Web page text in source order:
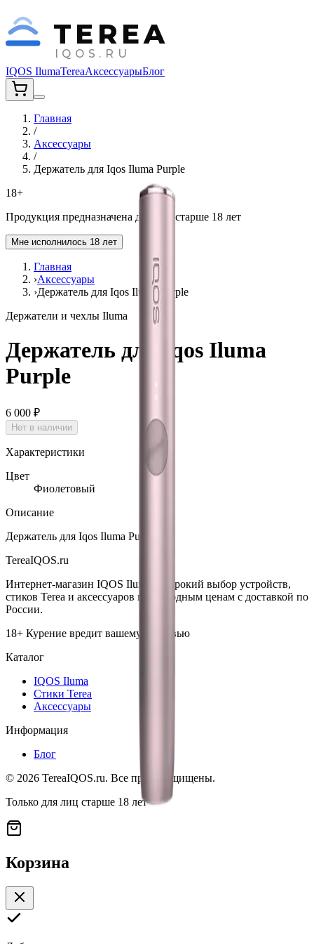
TEREA
IQOS.RU
IQOS IlumaTereaАксессуарыБлог
Главная
/
Аксессуары
/
Держатель для Iqos Iluma Purple
18+
Продукция предназначена для лиц старше 18 лет
Мне исполнилось 18 лет
Главная
›Аксессуары
›Держатель для Iqos Iluma Purple
Держатели и чехлы Iluma
Держатель для Iqos Iluma
Purple
6 000 ₽
Нет в наличии
Характеристики
Цвет
Фиолетовый
Описание
Держатель для Iqos Iluma Purple.
TereaIQOS.ru
Интернет-магазин IQOS Iluma. Широкий выбор устройств,
стиков Terea и аксессуаров по выгодным ценам с доставкой по
России.
18+ Курение вредит вашему здоровью
Каталог
IQOS Iluma
Стики Terea
Аксессуары
Информация
Блог
© 2026 TereaIQOS.ru. Все права защищены.
Только для лиц старше 18 лет
Корзина